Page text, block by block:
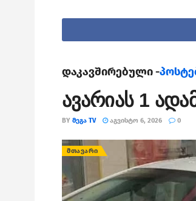
დაკავშირებული -
ავარიას 1
BY ᲛᲔᲒᲐ TV ᲐᲒᲕᲘᲡᲢᲝ 6, 2026 0
ᲛᲗᲐᲕᲐᲠᲘ